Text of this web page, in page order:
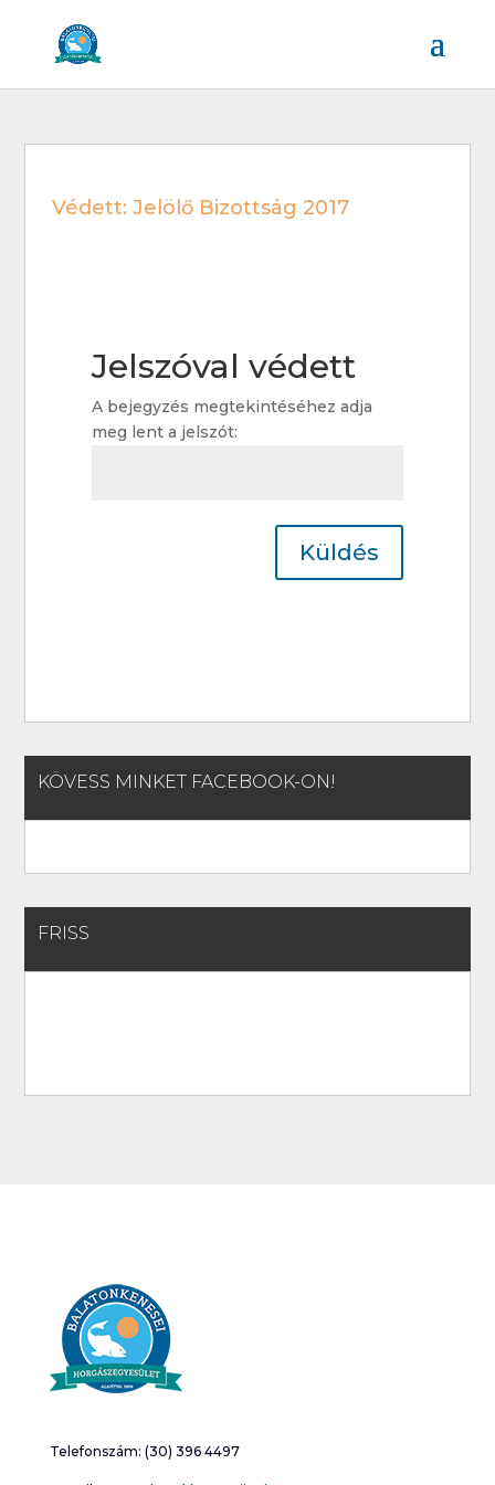
Védett: Jelölő Bizottság 2017
Jelszóval védett
A bejegyzés megtekintéséhez adja
meg lent a jelszót:
Küldés
KÖVESS MINKET FACEBOOK-ON!
FRISS
Telefonszám: (30) 396 4497